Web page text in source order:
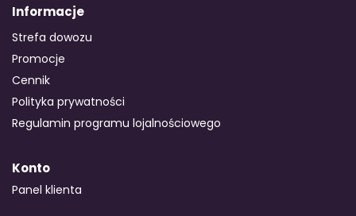
Informacje
Strefa dowozu
Promocje
Cennik
Polityka prywatności
Regulamin programu lojalnościowego
Konto
Panel klienta